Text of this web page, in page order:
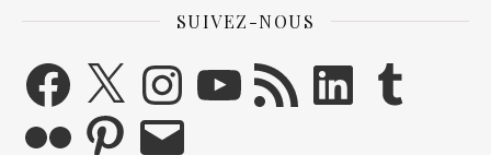
SUIVEZ-NOUS
Facebook
X InstagramYouTubeFlux RSSLinkedIn Tumblr
PinterestE-mail